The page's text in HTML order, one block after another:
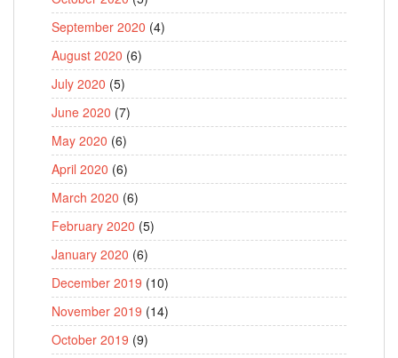
September 2020 (4)
August 2020 (6)
July 2020 (5)
June 2020 (7)
May 2020 (6)
April 2020 (6)
March 2020 (6)
February 2020 (5)
January 2020 (6)
December 2019 (10)
November 2019 (14)
October 2019 (9)